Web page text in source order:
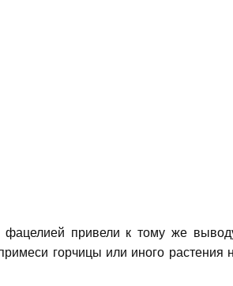
привели к тому же
горчицы или иного растения